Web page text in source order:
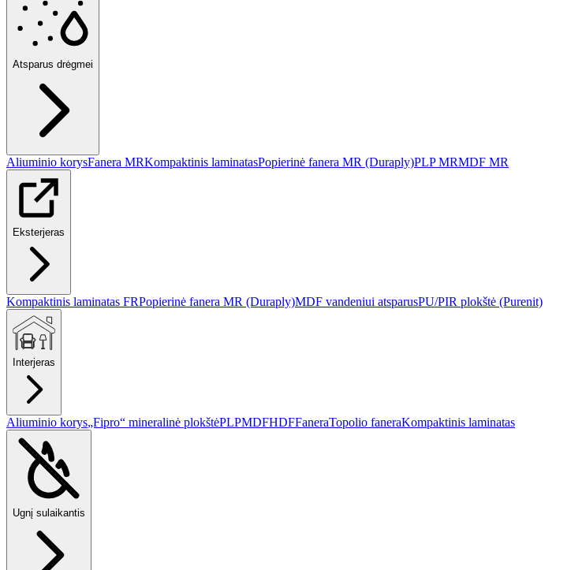
Atsparus drėgmei
Aliuminio korysFanera MRKompaktinis laminatasPopierinė fanera MR (Duraply)PLP MRMDF MR
Eksterjeras
Kompaktinis laminatas FRPopierinė fanera MR (Duraply)MDF vandeniui atsparusPU/PIR plokštė (Purenit)
Interjeras
Aliuminio korys„Fipro“ mineralinė plokštėPLPMDFHDFFaneraTopolio faneraKompaktinis laminatas
Ugnį sulaikantis